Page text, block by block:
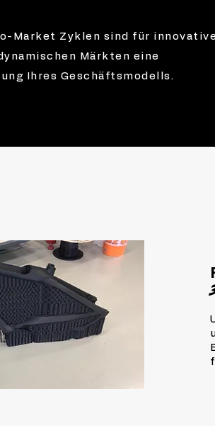
Market Zyklen sind für
Märkten eine
Ihres Geschäftsmodells.